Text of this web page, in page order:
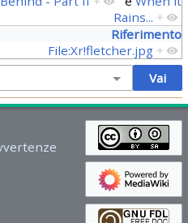
Rains... +
Riferimento
File:Xr!fletcher.jpg +